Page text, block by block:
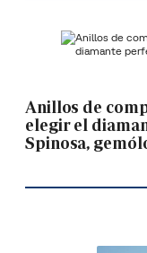
Anillos de
elegir el
Spinosa,